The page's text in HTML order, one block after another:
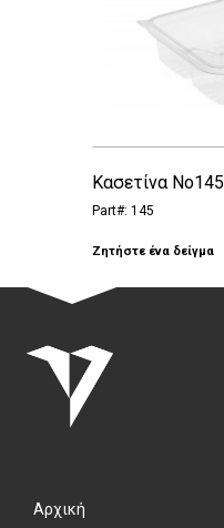
Κασετίνα Νο145
Part#: 145
Ζητήστε ένα δείγμα
Αρχική